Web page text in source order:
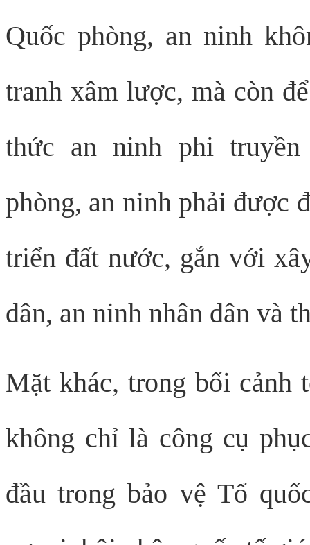
Quốc phòng, an ninh
tranh xâm lược, mà còn
thức an ninh phi
phòng, an ninh phải được
triển đất nước, gắn với
dân, an ninh nhân dân và
Mặt khác, trong bối cảnh
không chỉ là công cụ
đầu trong bảo vệ Tổ